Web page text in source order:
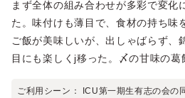
まず全体の組み合わせが多彩で変化
た。味付けも薄目で、食材の持ち味
ご飯が美味しいが、出しゃばらず、
目にも楽しくj移った。〆の甘味の葛
ご利用シーン： ICU第一期生有志の会の